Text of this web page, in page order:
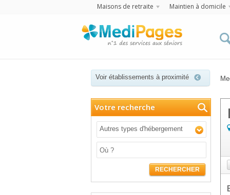
Maisons de retraite Maintien à domicile
Voir établissements à proximité
Votre recherche
Autres types d'hébergement
RECHERCHER